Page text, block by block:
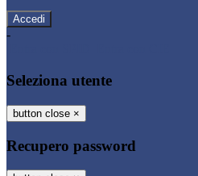
-
Seleziona utente
button close ×
Recupero password